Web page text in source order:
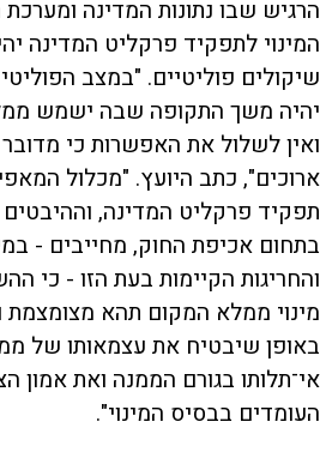
הרגיש שבו נתונות המדינה
המינוי לתפקיד פרקליט המדינה
שיקולים פוליטיים. "במצב
יהיה משך התקופה שבה ישמש
ואין לשלול את האפשרות כי
ארוכים", כתב היועץ. "מכלול
תפקיד פרקליט המדינה,
בתחום אכיפת החוק, מחייבים -
והחריגות הקיימות בעת הזו - כי
מינוי ממלא המקום תהא מצומצמת
באופן שיבטיח את עצמאותו של
אי־תלותו בגורם הממנה ואת אמון
העומדים בבסיס המינוי".